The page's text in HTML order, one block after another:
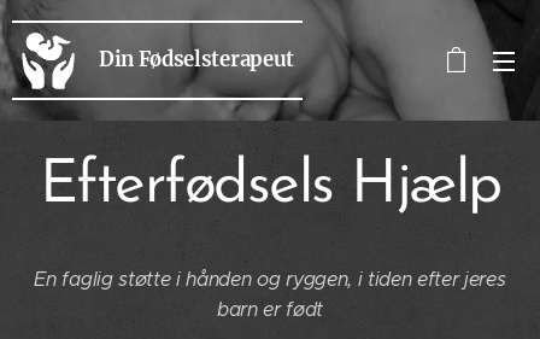
Din Fødselsterapeut
Efterfødsels Hjælp
En faglig støtte i hånden og ryggen, i tiden efter jeres
barn er født